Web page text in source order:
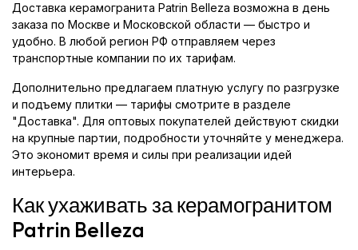
Доставка керамогранита Patrin Belleza возможна в день
заказа по Москве и Московской области — быстро и
удобно. В любой регион РФ отправляем через
транспортные компании по их тарифам.
Дополнительно предлагаем платную услугу по разгрузке
и подъему плитки — тарифы смотрите в разделе
"Доставка". Для оптовых покупателей действуют скидки
на крупные партии, подробности уточняйте у менеджера.
Это экономит время и силы при реализации идей
интерьера.
Как ухаживать за керамогранитом
Patrin Belleza